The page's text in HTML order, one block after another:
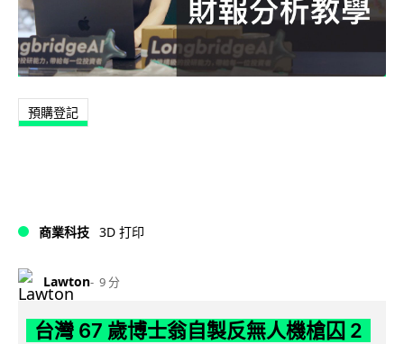
預購登記
商業科技 3D 打印
Lawton 9 分
台灣 67 歲博士翁自製反無人機槍囚 2